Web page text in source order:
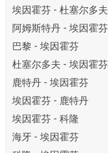
埃因霍芬 - 杜塞尔多夫
阿姆斯特丹 - 埃因霍芬
巴黎 - 埃因霍芬
杜塞尔多夫 - 埃因霍芬
鹿特丹 - 埃因霍芬
埃因霍芬 - 鹿特丹
埃因霍芬 - 科隆
海牙 - 埃因霍芬